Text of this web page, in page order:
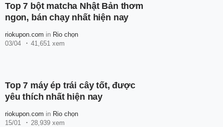
Top 7 bột matcha Nhật Bản thơm
ngon, bán chạy nhất hiện nay
riokupon.com in Rio chọn
03/04
41,651 xem
Top 7 máy ép trái cây tốt, được
yêu thích nhất hiện nay
riokupon.com in Rio chọn
15/01
28,939 xem